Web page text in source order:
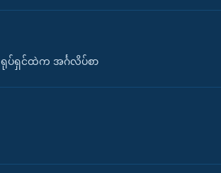
ရုပ်ရှင်ထဲက အင်္ဂလိပ်စာ